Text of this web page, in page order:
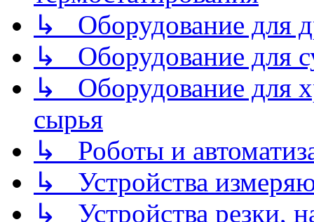
↳ Оборудование для
↳ Оборудование для
↳ Оборудование для
сырья
↳ Роботы и
↳ Устройства
↳ Устройства резки,